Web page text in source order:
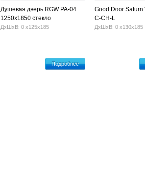
Душевая дверь RGW PA-04
1250x1850 стекло
прозрачное
ДхШхВ: 0 х125х185
Подробнее
Good Door Saturn
C-CH-L
ДхШхВ: 0 х130х185